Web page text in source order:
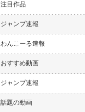
注目作品
ジャンプ速報
わんこーる速報
おすすめ動画
ジャンプ速報
話題の動画